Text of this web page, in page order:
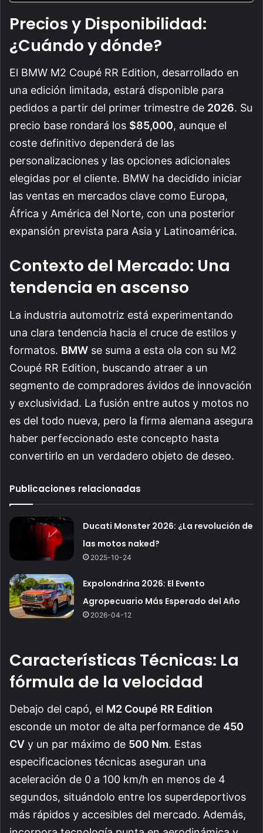
Precios y Disponibilidad:
¿Cuándo y dónde?
El BMW M2 Coupé RR Edition, desarrollado en
una edición limitada, estará disponible para
pedidos a partir del primer trimestre de 2026. Su
precio base rondará los $85,000, aunque el
coste definitivo dependerá de las
personalizaciones y las opciones adicionales
elegidas por el cliente. BMW ha decidido iniciar
las ventas en mercados clave como Europa,
África y América del Norte, con una posterior
expansión prevista para Asia y Latinoamérica.
Contexto del Mercado: Una
tendencia en ascenso
La industria automotriz está experimentando
una clara tendencia hacia el cruce de estilos y
formatos. BMW se suma a esta ola con su M2
Coupé RR Edition, buscando atraer a un
segmento de compradores ávidos de innovación
y exclusividad. La fusión entre autos y motos no
es del todo nueva, pero la firma alemana asegura
haber perfeccionado este concepto hasta
convertirlo en un verdadero objeto de deseo.
Publicaciones relacionadas
Ducati Monster 2026: ¿La revolución de
las motos naked?
2025-10-24
Expolondrina 2026: El Evento
Agropecuario Más Esperado del Año
2026-04-12
Características Técnicas: La
fórmula de la velocidad
Debajo del capó, el M2 Coupé RR Edition
esconde un motor de alta performance de 450
CV y un par máximo de 500 Nm. Estas
especificaciones técnicas aseguran una
aceleración de 0 a 100 km/h en menos de 4
segundos, situándolo entre los superdeportivos
más rápidos y accesibles del mercado. Además,